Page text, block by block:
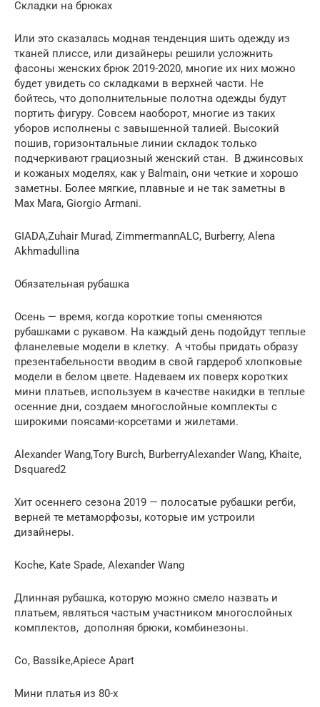
Складки на брюках
Или это сказалась модная тенденция шить одежду из
тканей плиссе, или дизайнеры решили усложнить
фасоны женских брюк 2019-2020, многие их них можно
будет увидеть со складками в верхней части. Не
бойтесь, что дополнительные полотна одежды будут
портить фигуру. Совсем наоборот, многие из таких
уборов исполнены с завышенной талией. Высокий
пошив, горизонтальные линии складок только
подчеркивают грациозный женский стан. В джинсовых
и кожаных моделях, как у Balmain, они четкие и хорошо
заметны. Более мягкие, плавные и не так заметны в
Маx Mara, Giorgio Armani.
GIADA,Zuhair Murad, ZimmermannALC, Burberry, Alena
Akhmadullina
Обязательная рубашка
Осень — время, когда короткие топы сменяются
рубашками с рукавом. На каждый день подойдут теплые
фланелевые модели в клетку. А чтобы придать образу
презентабельности вводим в свой гардероб хлопковые
модели в белом цвете. Надеваем их поверх коротких
мини платьев, используем в качестве накидки в теплые
осенние дни, создаем многослойные комплекты с
широкими поясами-корсетами и жилетами.
Alexander Wang,Tory Burch, BurberryAlexander Wang, Khaite,
Dsquared2
Хит осеннего сезона 2019 — полосатые рубашки регби,
верней те метаморфозы, которые им устроили
дизайнеры.
Kochе, Kate Spade, Alexander Wang
Длинная рубашка, которую можно смело назвать и
платьем, являться частым участником многослойных
комплектов, дополняя брюки, комбинезоны.
Co, Bassike,Apiece Apart
Мини платья из 80-х